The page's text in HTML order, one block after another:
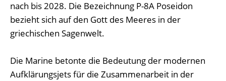
nach bis 2028. Die Bezeichnung P-8A Poseidon
bezieht sich auf den Gott des Meeres in der
griechischen Sagenwelt.
Die Marine betonte die Bedeutung der modernen
Aufklärungsjets für die Zusammenarbeit in der